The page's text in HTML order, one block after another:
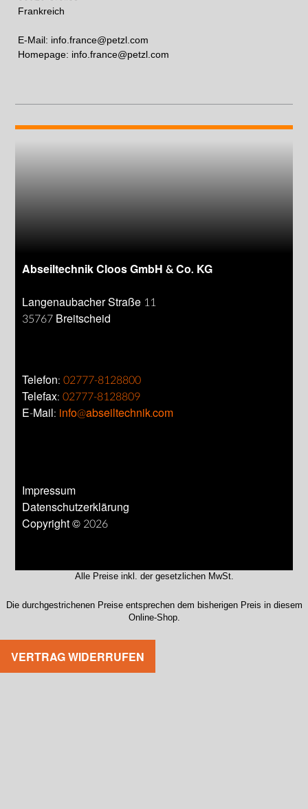
Frankreich
E-Mail: info.france@petzl.com
Homepage: info.france@petzl.com
Abseiltechnik Cloos GmbH & Co. KG
Langenaubacher Straße 11
35767 Breitscheid
Telefon:02777-8128800
Telefax:02777-8128809
E-Mail: info@abseiltechnik.com
Impressum
Datenschutzerklärung
Copyright © 2026
Alle Preise inkl. der gesetzlichen MwSt.
Die durchgestrichenen Preise entsprechen dem bisherigen Preis in diesem
Online-Shop.
VERTRAG WIDERRUFEN